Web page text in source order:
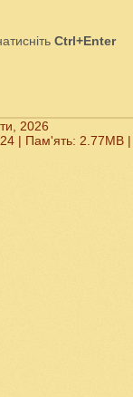
Ctrl+Enter
2026
| Пам'ять: 2.77MB|